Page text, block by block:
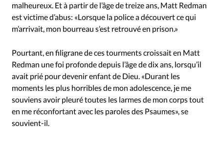
malheureux. Et à partir de l’âge de treize ans, Matt Redman
est victime d’abus: «Lorsque la police a découvert ce qui
m’arrivait, mon bourreau s’est retrouvé en prison.»
Pourtant, en filigrane de ces tourments croissait en Matt
Redman une foi profonde depuis l’âge de dix ans, lorsqu’il
avait prié pour devenir enfant de Dieu. «Durant les
moments les plus horribles de mon adolescence, je me
souviens avoir pleuré toutes les larmes de mon corps tout
en me réconfortant avec les paroles des Psaumes», se
souvient-il.